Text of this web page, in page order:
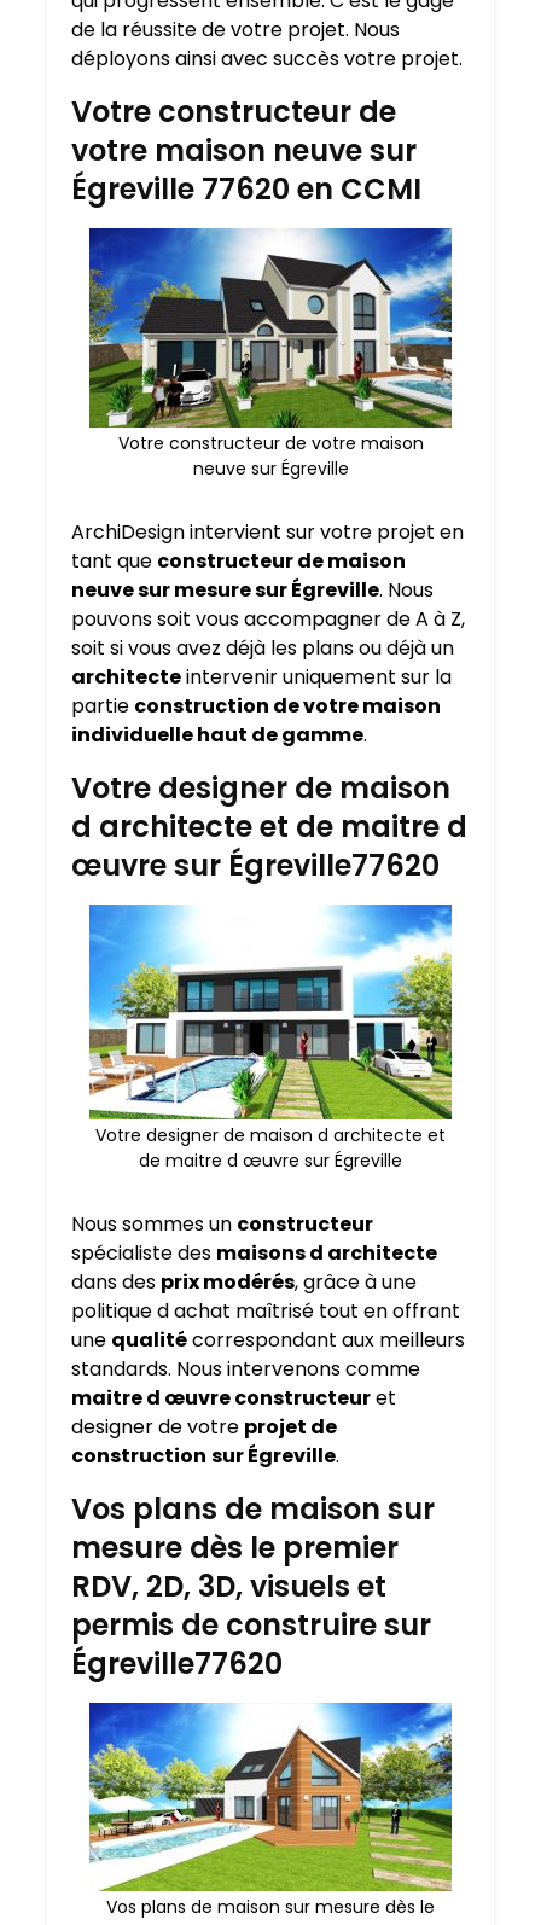
de la réussite de votre projet. Nous
déployons ainsi avec succès votre projet.
Votre constructeur de
votre maison neuve sur
Égreville 77620 en CCMI
Votre constructeur de votre maison
neuve sur Égreville
ArchiDesign intervient sur votre projet en
tant que constructeur de maison
neuve sur mesure surÉgreville. Nous
pouvons soit vous accompagner de A à Z,
soit si vous avez déjà les plans ou déjà un
architecteintervenir uniquement sur la
partie construction de votre maison
individuelle haut de gamme.
Votre designer de maison
d architecte et de maitre d
œuvre sur Égreville77620
Votre designer de maison d architecte et
de maitre d œuvre sur Égreville
Nous sommes un constructeur
spécialiste des maisons d architecte
dans des prix modérés, grâce à une
politique d achat maîtrisé tout en offrant
une qualitécorrespondant aux meilleurs
standards. Nous intervenons comme
maitre d œuvre constructeuret
designer de votre projet de
construction sur Égreville.
Vos plans de maison sur
mesure dès le premier
RDV, 2D, 3D, visuels et
permis de construire sur
Égreville77620
Vos plans de maison sur mesure dès le